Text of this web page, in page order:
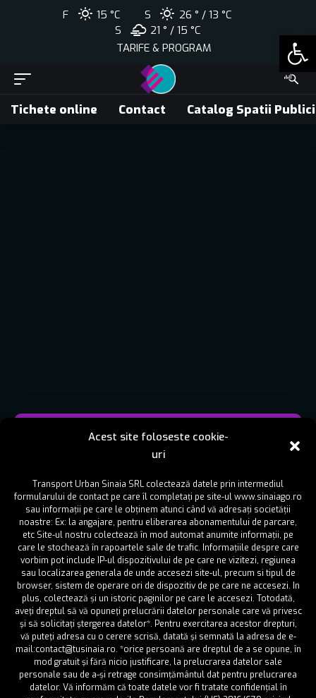
Acest site foloseste cookie-
uri
Transport Urban Sinaia SRL colectează datele prin intermediul
formularului de contact pe care îl completați pe site-ul www.sinaiago.ro
sau informații pe care le obținem atunci când vă adresați societății
noastre: Ex: la angajare, pentru eliberarea abonamentului de parcare,
etc Site-ul nostru colectează în mod automat anumite informații, pe
care le stochează în rapoartele sale de trafic. Informațiile despre care
vorbim pot include IP-ul dispozitivului de pe care ne vizitezi, regiunea
sau localizarea generala de unde accesezi site-ul, precum si tipul de
browser, sistem de operare ori de dispozitiv de pe care ne accesezi. In
plus, colectează și un istoric paginilor pe care le accesezi. Totodată,
aveţi dreptul să vă opuneţi prelucrării datelor personale care vă privesc
şi să solicitaţi ştergerea datelor*. Pentru exercitarea acestor drepturi,
vă puteţi adresa cu o cerere scrisă, datată şi semnată la adresa de e-
mail:contact@tusinaia.ro. *orice persoană are dreptul de a se opune, în
mod gratuit şi fără nicio justificare, la prelucrarea datelor sale
personale sau de a-și retrage consimțământul dat pentru prelucrarea
datelor. Vă informăm că toate datele vor fi tratate confidențial în
F 15 °C S 26 ° 13 °C
S
21 ° 15 °C
TARIFE & PROGRAM
Tichete online Contact Catalog Spatii
PROGRAM:
Gondola Sinaia (tronson 1000-1400):09:00-17:00
TARIFE:
BikePass Adulti Copii
1 zi 143 lei 83 lei
2h oricand 63 lei 44 lei
4h oricand 119 lei 81 lei